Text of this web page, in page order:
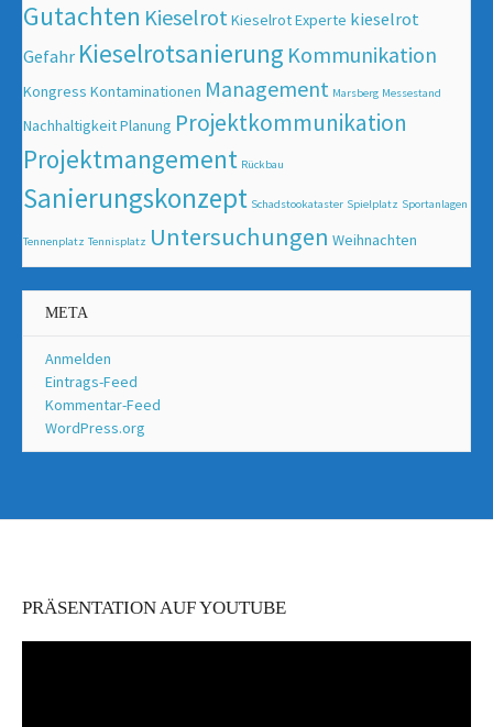
Gutachten Kieselrot Kieselrot Experte kieselrot
Gefahr Kieselrotsanierung Kommunikation
Kongress Kontaminationen Management Marsberg Messestand
NachhaltigkeitPlanung Projektkommunikation
Projektmangement Rückbau
Sanierungskonzept Schadstookataster Spielplatz Sportanlagen
Tennenplatz Tennisplatz Untersuchungen Weihnachten
META
Anmelden
Eintrags-Feed
Kommentar-Feed
WordPress.org
PRÄSENTATION AUF YOUTUBE